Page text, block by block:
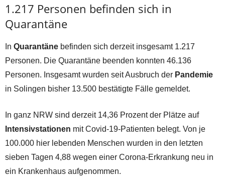
1.217 Personen befinden sich in
Quarantäne
In Quarantäne befinden sich derzeit insgesamt 1.217
Personen. Die Quarantäne beenden konnten 46.136
Personen. Insgesamt wurden seit Ausbruch der Pandemie
in Solingen bisher 13.500 bestätigte Fälle gemeldet.
In ganz NRW sind derzeit 14,36 Prozent der Plätze auf
Intensivstationen mit Covid-19-Patienten belegt. Von je
100.000 hier lebenden Menschen wurden in den letzten
sieben Tagen 4,88 wegen einer Corona-Erkrankung neu in
ein Krankenhaus aufgenommen.